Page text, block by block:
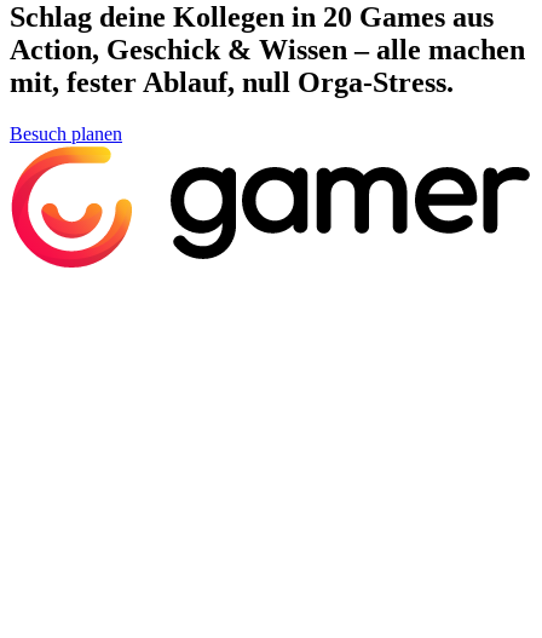
Schlag deine Kollegen in 20 Games aus
Action, Geschick & Wissen – alle machen
mit, fester Ablauf, null Orga-Stress.
Besuch planen